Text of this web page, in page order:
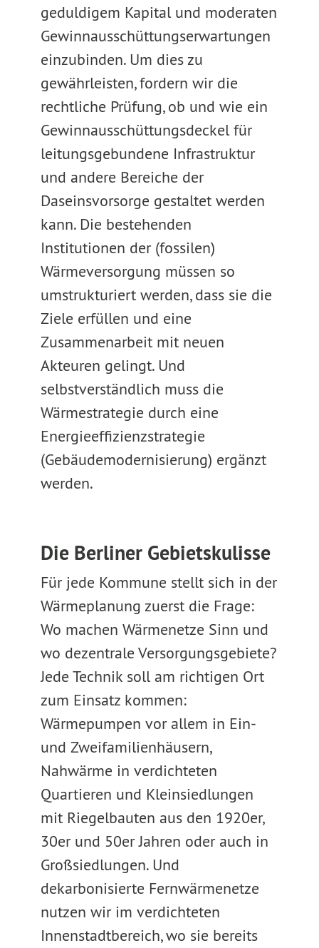
geduldigem Kapital und moderaten
Gewinnausschüttungserwartungen
einzubinden. Um dies zu
gewährleisten, fordern wir die
rechtliche Prüfung, ob und wie ein
Gewinnausschüttungsdeckel für
leitungsgebundene Infrastruktur
und andere Bereiche der
Daseinsvorsorge gestaltet werden
kann. Die bestehenden
Institutionen der (fossilen)
Wärmeversorgung müssen so
umstrukturiert werden, dass sie die
Ziele erfüllen und eine
Zusammenarbeit mit neuen
Akteuren gelingt. Und
selbstverständlich muss die
Wärmestrategie durch eine
Energieeffizienzstrategie
(Gebäudemodernisierung) ergänzt
werden.
Die Berliner Gebietskulisse
Für jede Kommune stellt sich in der
Wärmeplanung zuerst die Frage:
Wo machen Wärmenetze Sinn und
wo dezentrale Versorgungsgebiete?
Jede Technik soll am richtigen Ort
zum Einsatz kommen:
Wärmepumpen vor allem in Ein-
und Zweifamilienhäusern,
Nahwärme in verdichteten
Quartieren und Kleinsiedlungen
mit Riegelbauten aus den 1920er,
30er und 50er Jahren oder auch in
Großsiedlungen. Und
dekarbonisierte Fernwärmenetze
nutzen wir im verdichteten
Innenstadtbereich, wo sie bereits